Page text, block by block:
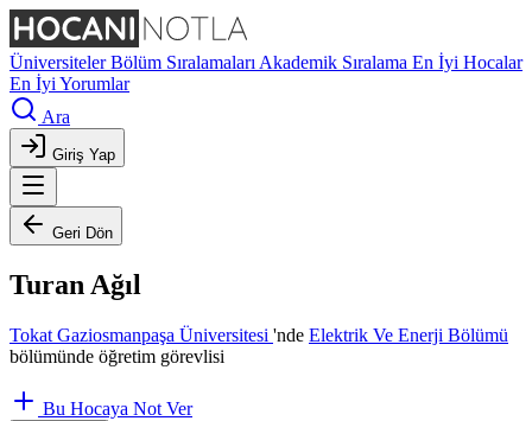
ÜniversitelerBölüm Sıralamaları Akademik Sıralama En İyi Hocalar
En İyi Yorumlar
Ara
Giriş Yap
Geri Dön
Turan Ağıl
Tokat Gaziosmanpaşa Üniversitesi 'nde Elektrik Ve Enerji Bölümü
bölümünde öğretim görevlisi
Bu Hocaya Not Ver